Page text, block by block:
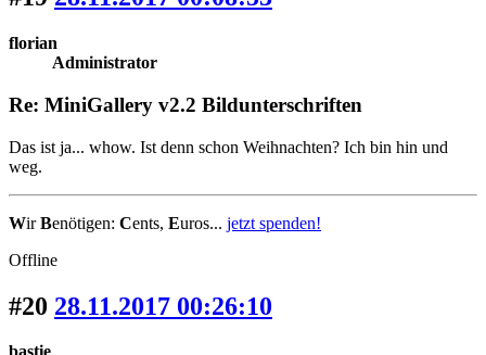
florian
Administrator
Re: MiniGallery v2.2 Bildunterschriften
Das ist ja... whow. Ist denn schon Weihnachten? Ich bin hin und
weg.
WirBenötigen: Cents, Euros... jetzt spenden!
Offline
#20 28.11.2017 00:26:10